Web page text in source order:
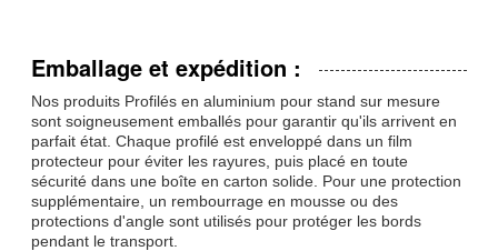
Emballage et expédition :
Nos produits Profilés en aluminium pour stand sur mesure
sont soigneusement emballés pour garantir qu'ils arrivent en
parfait état. Chaque profilé est enveloppé dans un film
protecteur pour éviter les rayures, puis placé en toute
sécurité dans une boîte en carton solide. Pour une protection
supplémentaire, un rembourrage en mousse ou des
protections d'angle sont utilisés pour protéger les bords
pendant le transport.